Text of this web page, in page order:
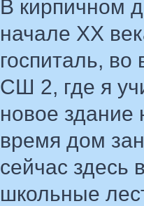
В кирпичном
начале ХХ
госпиталь,
СШ 2, где я
новое здание
время дом
сейчас здесь
школьные